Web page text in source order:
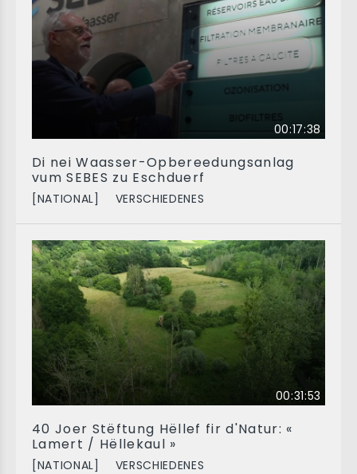
00:17:38
Di nei Waasser-Opbereedungsanlag
vum SEBES zu Eschduerf
[NATIONAL] VERSCHIEDENES
00:31:53
40 Joer Stëftung Hëllef fir d'Natur: «
Lamert / Hëllekaul »
[NATIONAL] VERSCHIEDENES